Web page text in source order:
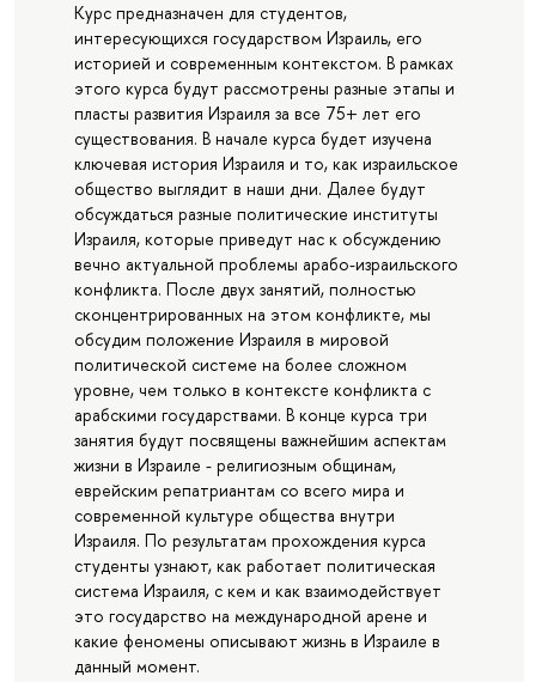
Курс предназначен для студентов,
интересующихся государством Израиль, его
историей и современным контекстом. В рамках
этого курса будут рассмотрены разные этапы и
пласты развития Израиля за все 75+ лет его
существования. В начале курса будет изучена
ключевая история Израиля и то, как израильское
общество выглядит в наши дни. Далее будут
обсуждаться разные политические институты
Израиля, которые приведут нас к обсуждению
вечно актуальной проблемы арабо-израильского
конфликта. После двух занятий, полностью
сконцентрированных на этом конфликте, мы
обсудим положение Израиля в мировой
политической системе на более сложном
уровне, чем только в контексте конфликта с
арабскими государствами. В конце курса три
занятия будут посвящены важнейшим аспектам
жизни в Израиле - религиозным общинам,
еврейским репатриантам со всего мира и
современной культуре общества внутри
Израиля. По результатам прохождения курса
студенты узнают, как работает политическая
система Израиля, с кем и как взаимодействует
это государство на международной арене и
какие феномены описывают жизнь в Израиле в
данный момент.